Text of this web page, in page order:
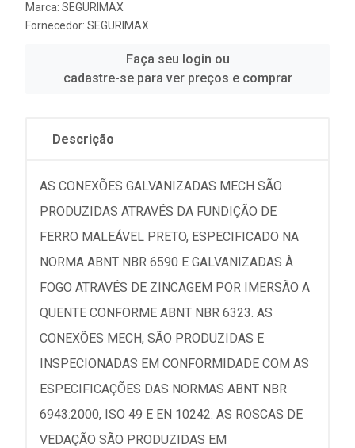
Marca: SEGURIMAX
Fornecedor: SEGURIMAX
Faça seu login ou
cadastre-se para ver preços e comprar
Descrição
AS CONEXÕES GALVANIZADAS MECH SÃO
PRODUZIDAS ATRAVÉS DA FUNDIÇÃO DE
FERRO MALEÁVEL PRETO, ESPECIFICADO NA
NORMA ABNT NBR 6590 E GALVANIZADAS À
FOGO ATRAVÉS DE ZINCAGEM POR IMERSÃO A
QUENTE CONFORME ABNT NBR 6323. AS
CONEXÕES MECH, SÃO PRODUZIDAS E
INSPECIONADAS EM CONFORMIDADE COM AS
ESPECIFICAÇÕES DAS NORMAS ABNT NBR
6943:2000, ISO 49 E EN 10242. AS ROSCAS DE
VEDAÇÃO SÃO PRODUZIDAS EM